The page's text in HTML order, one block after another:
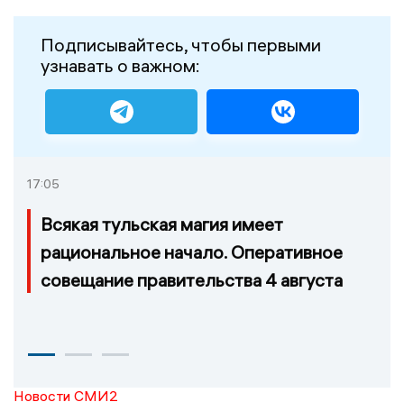
Подписывайтесь, чтобы первыми
узнавать о важном:
17:05
Всякая тульская магия имеет
рациональное начало. Оперативное
совещание правительства 4 августа
Новости СМИ2